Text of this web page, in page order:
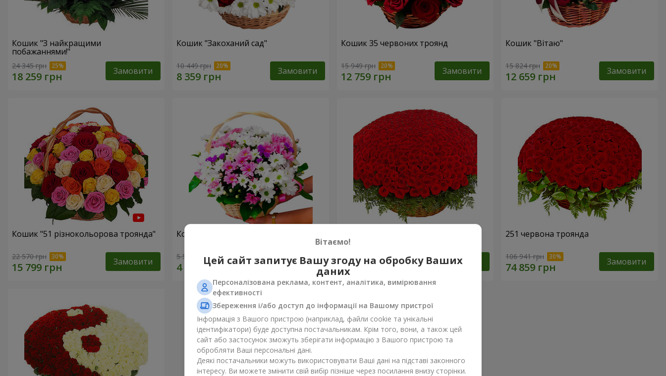
Кошик "З найкращими
побажаннями!"
24 345 грн Замовити
Кошик "Закоханий сад"
10 449 грн Замовити
Кошик 35 червоних троянд
15 949 грн Замовити
Кошик "Вітаю"
15 824 грн Замовити
Кошик "51 різнокольорова троянда"
22 570 грн Замовити
Кошик хризантем "Яскрава галявина"
5 528 грн Замовити 265 015 грн Замовити
251 червона троянда
106 941 грн Замовити
Вітаємо!
Цей сайт запитує Вашу згоду на обробку Ваших
даних
Персоналізована реклама, контент, аналітика, вимірювання
ефективності
Збереження і/або доступ до інформації на Вашому пристрої
Інформація з Вашого пристрою (наприклад, файли cookie та унікальні
ідентифікатори) буде доступна постачальникам. Крім того, вони, а також цей
сайт або застосунок зможуть зберігати інформацію з Вашого пристрою та
обробляти Ваші персональні дані.
Деякі постачальники можуть використовувати Ваші дані на підставі законного
інтересу. Ви можете змінити свій вибір пізніше через посилання внизу сторінки.